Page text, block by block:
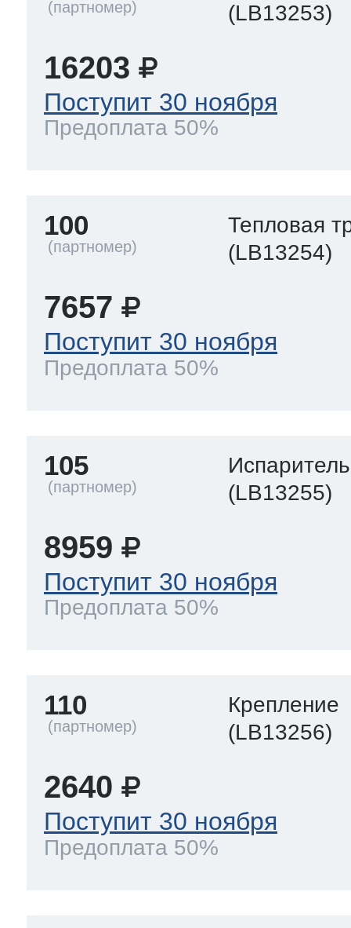
(LB13253)
16203
Поступит 30 ноября
Предоплата 50%
100
Тепловая
(LB13254)
7657
Поступит 30 ноября
Предоплата 50%
105
Испаритель
(LB13255)
8959
Поступит 30 ноября
Предоплата 50%
110
Крепление
(LB13256)
2640
Поступит 30 ноября
Предоплата 50%